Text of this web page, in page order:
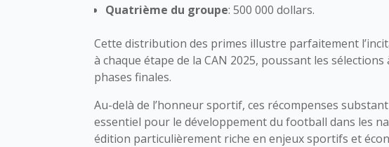
Quatrième du groupe: 500 000 dollars.
Cette distribution des primes illustre parfaitement
à chaque étape de la CAN 2025, poussant les
phases finales.
Au-delà de l’honneur sportif, ces récompenses
essentiel pour le développement du football dans les
édition particulièrement riche en enjeux sportifs et